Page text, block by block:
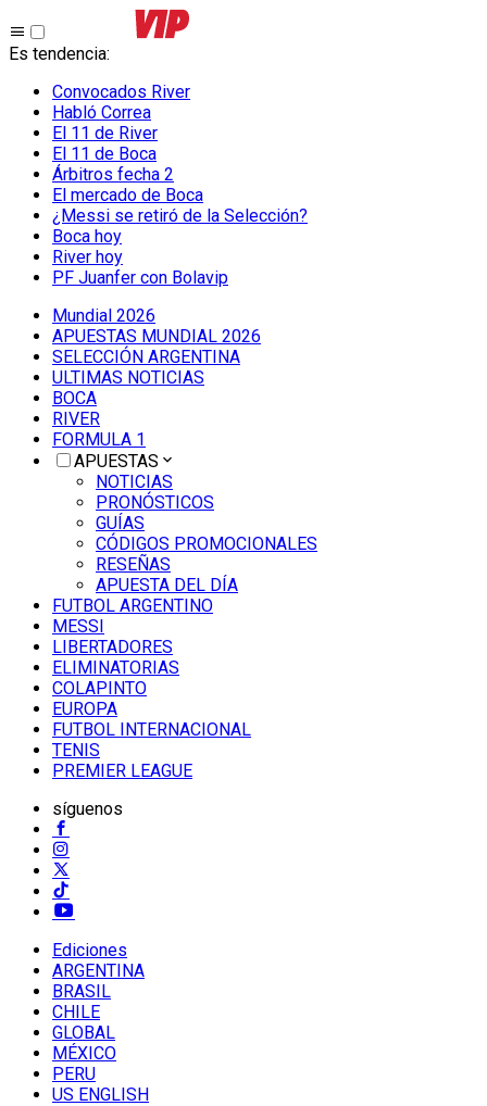
Es tendencia:
Convocados River
Habló Correa
El 11 de River
El 11 de Boca
Árbitros fecha 2
El mercado de Boca
¿Messi se retiró de la Selección?
Boca hoy
River hoy
PF Juanfer con Bolavip
Mundial 2026
APUESTAS MUNDIAL 2026
SELECCIÓN ARGENTINA
ULTIMAS NOTICIAS
BOCA
RIVER
FORMULA 1
APUESTAS
NOTICIAS
PRONÓSTICOS
GUÍAS
CÓDIGOS PROMOCIONALES
RESEÑAS
APUESTA DEL DÍA
FUTBOL ARGENTINO
MESSI
LIBERTADORES
ELIMINATORIAS
COLAPINTO
EUROPA
FUTBOL INTERNACIONAL
TENIS
PREMIER LEAGUE
síguenos
Ediciones
ARGENTINA
BRASIL
CHILE
GLOBAL
MÉXICO
PERU
US ENGLISH